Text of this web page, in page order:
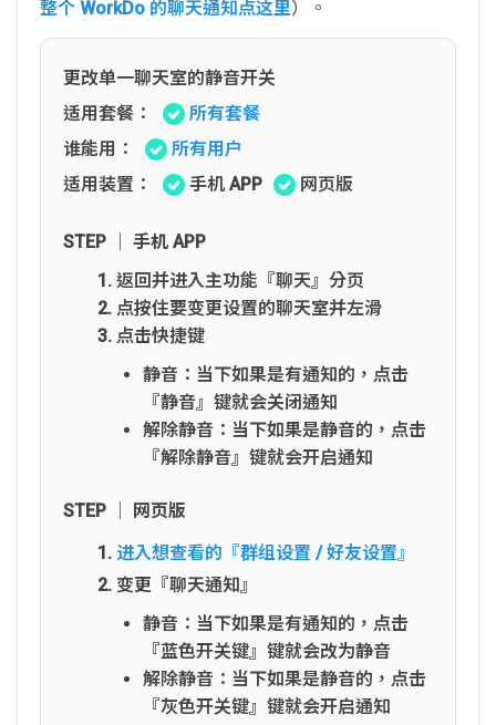
整个 WorkDo 的聊天通知点这里）。
更改单一聊天室的静音开关
适用套餐：
所有套餐
谁能用：
所有用户
适用装置：
手机 APP 网页版
STEP │ 手机 APP
返回并进入主功能『聊天』分页
点按住要变更设置的聊天室并左滑
点击快捷键
静音：当下如果是有通知的，点击
『静音』键就会关闭通知
解除静音：当下如果是静音的，点击
『解除静音』键就会开启通知
STEP │ 网页版
进入想查看的『群组设置 / 好友设置』
变更『聊天通知』
静音：当下如果是有通知的，点击
『蓝色开关键』键就会改为静音
解除静音：当下如果是静音的，点击
『灰色开关键』键就会开启通知